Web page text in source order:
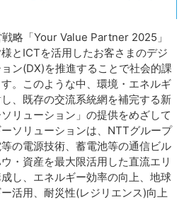
略「Your Value Partner 2025」
とICTを活用したお客さまのデジ
ン(DX)を推進することで社会的課
。このような中、環境・エネルギ
、既存の交流系統網を補完する新
リューション」の提供をめざして
ソリューションは、NTTグループ
の電源技術、蓄電池等の通信ビル
・資産を最大限活用した直流エリ
し、エネルギー効率の向上、地球
活用、耐災性(レジリエンス)向上